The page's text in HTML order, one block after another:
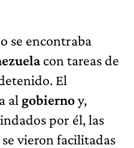
se encontraba
con tareas de
El
al gobiernoy,
por él, las
vieron facilitadas